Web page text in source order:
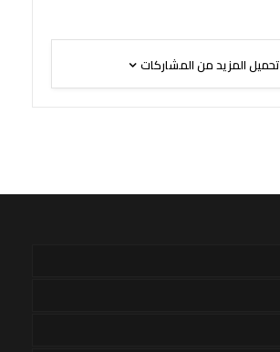
تحميل المزيد من المشاركات